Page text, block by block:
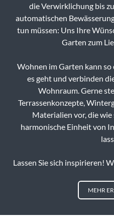
die Verwirklichung bis
automatischen
tun müssen: Uns Ihre
Garten zum
Wohnen im Garten kann
es geht und verbinden
Wohnraum. Gerne
Terrassenkonzepte,
Materialien vor, die
harmonische Einheit von
Lassen Sie sich inspirieren!
MEHR